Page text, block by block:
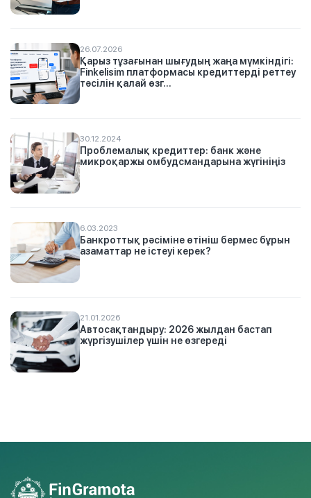
26.07.2026
Қарыз тұзағынан шығудың жаңа мүмкіндігі:
Finkelisim платформасы кредиттерді реттеу
тәсілін қалай өзг...
30.12.2024
Проблемалық кредиттер: банк және
микроқаржы омбудсмандарына жүгініңіз
6.03.2023
Банкроттық рәсіміне өтініш бермес бұрын
азаматтар не істеуі керек?
21.01.2026
Автосақтандыру: 2026 жылдан бастап
жүргізушілер үшін не өзгереді